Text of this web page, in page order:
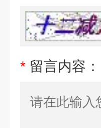
* 留言内容：